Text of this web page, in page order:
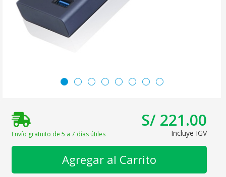
Envío gratuito de 5 a 7 días útiles
S/ 221.00
Incluye IGV
Agregar al Carrito